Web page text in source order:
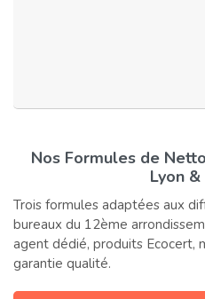
Nos Formules de
Lyon
Trois formules adaptées aux
bureaux du 12ème
agent dédié, produits Ecocert,
garantie qualité.